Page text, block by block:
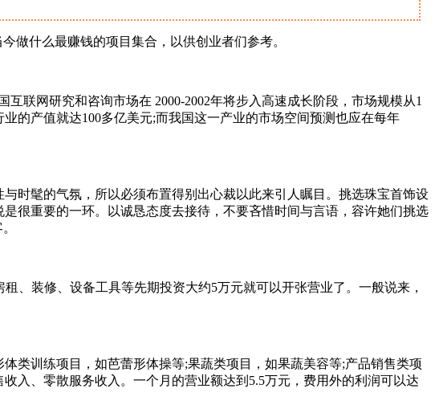
什么最赚钱的项目集合，以供创业者们参考。
联网研究和咨询市场在 2000-2002年将步入高速成长阶段，市场规模从1
的产值就达100多亿美元;而我国这一产业的市场空间预测也应在每年
髦的气氛，所以必须布置得别出心裁以此来引人瞩目。挑选珠宝首饰设
很重要的一环。以诚恳态度去接待，不要吝惜时间与言语，容许她们挑选
租、装修、设备工具等先期投资大约5万元就可以开张营业了。一般说来，
训练项目，如芭蕾形体操等;果蔬类项目，如果蔬美容等;产品销售类项
入、零散服务收入。一个月的营业额达到5.5万元，费用外的利润可以达